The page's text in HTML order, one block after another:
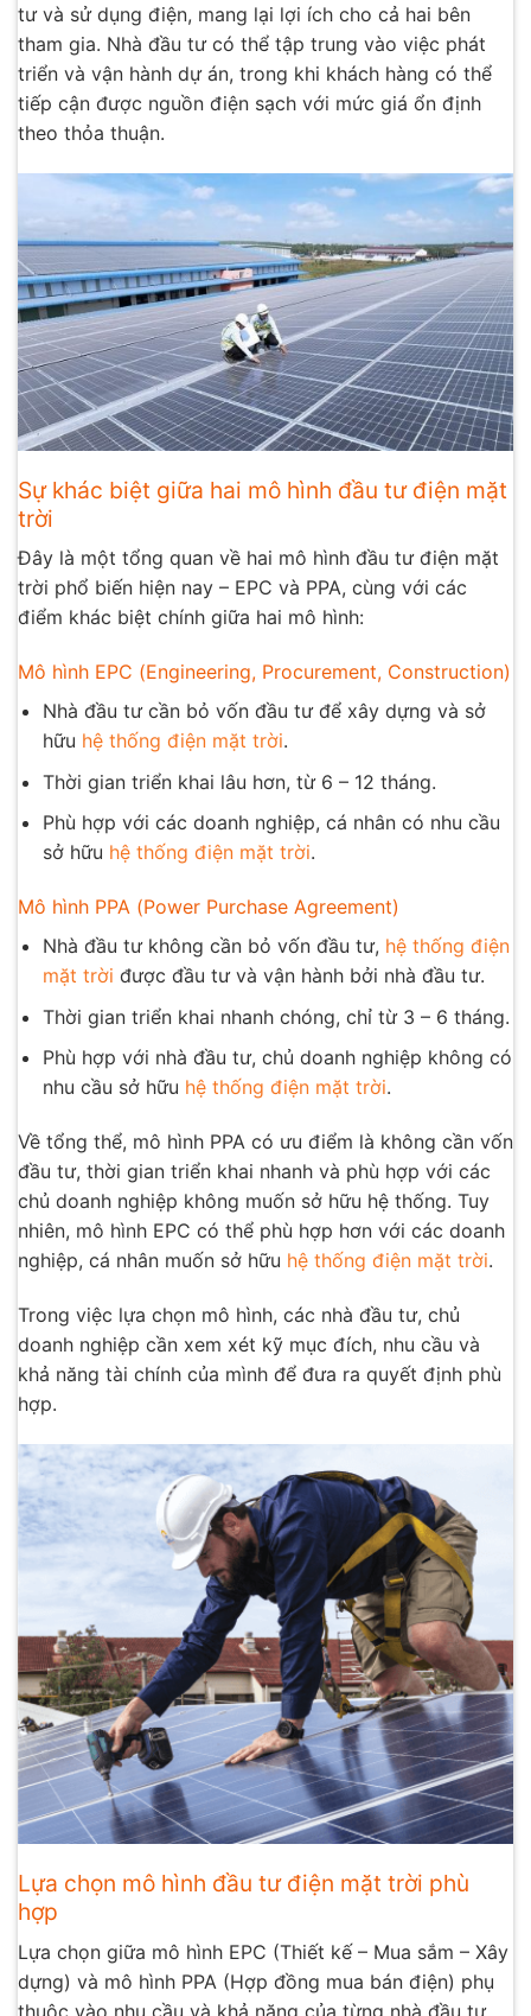
tư và sử dụng điện, mang lại lợi ích cho cả hai bên
tham gia. Nhà đầu tư có thể tập trung vào việc phát
triển và vận hành dự án, trong khi khách hàng có thể
tiếp cận được nguồn điện sạch với mức giá ổn định
theo thỏa thuận.
Sự khác biệt giữa hai mô hình đầu tư điện mặt
trời
Đây là một tổng quan về hai mô hình đầu tư điện mặt
trời phổ biến hiện nay – EPC và PPA, cùng với các
điểm khác biệt chính giữa hai mô hình:
Mô hình EPC (Engineering, Procurement, Construction)
Nhà đầu tư cần bỏ vốn đầu tư để xây dựng và sở
hữu hệ thống điện mặt trời.
Thời gian triển khai lâu hơn, từ 6 – 12 tháng.
Phù hợp với các doanh nghiệp, cá nhân có nhu cầu
sở hữu hệ thống điện mặt trời.
Mô hình PPA (Power Purchase Agreement)
Nhà đầu tư không cần bỏ vốn đầu tư, hệ thống điện
mặt trời được đầu tư và vận hành bởi nhà đầu tư.
Thời gian triển khai nhanh chóng, chỉ từ 3 – 6 tháng.
Phù hợp với nhà đầu tư, chủ doanh nghiệp không có
nhu cầu sở hữu hệ thống điện mặt trời.
Về tổng thể, mô hình PPA có ưu điểm là không cần vốn
đầu tư, thời gian triển khai nhanh và phù hợp với các
chủ doanh nghiệp không muốn sở hữu hệ thống. Tuy
nhiên, mô hình EPC có thể phù hợp hơn với các doanh
nghiệp, cá nhân muốn sở hữu hệ thống điện mặt trời.
Trong việc lựa chọn mô hình, các nhà đầu tư, chủ
doanh nghiệp cần xem xét kỹ mục đích, nhu cầu và
khả năng tài chính của mình để đưa ra quyết định phù
hợp.
Lựa chọn mô hình đầu tư điện mặt trời phù
hợp
Lựa chọn giữa mô hình EPC (Thiết kế – Mua sắm – Xây
dựng) và mô hình PPA (Hợp đồng mua bán điện) phụ
thuộc vào nhu cầu và khả năng của từng nhà đầu tư